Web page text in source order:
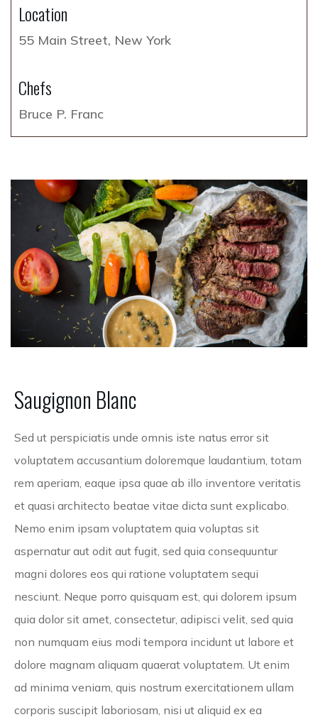
Location
55 Main Street, New York
Chefs
Bruce P. Franc
Saugignon Blanc
Sed ut perspiciatis unde omnis iste natus error sit
voluptatem accusantium doloremque laudantium, totam
rem aperiam, eaque ipsa quae ab illo inventore veritatis
et quasi architecto beatae vitae dicta sunt explicabo.
Nemo enim ipsam voluptatem quia voluptas sit
aspernatur aut odit aut fugit, sed quia consequuntur
magni dolores eos qui ratione voluptatem sequi
nesciunt. Neque porro quisquam est, qui dolorem ipsum
quia dolor sit amet, consectetur, adipisci velit, sed quia
non numquam eius modi tempora incidunt ut labore et
dolore magnam aliquam quaerat voluptatem. Ut enim
ad minima veniam, quis nostrum exercitationem ullam
corporis suscipit laboriosam, nisi ut aliquid ex ea